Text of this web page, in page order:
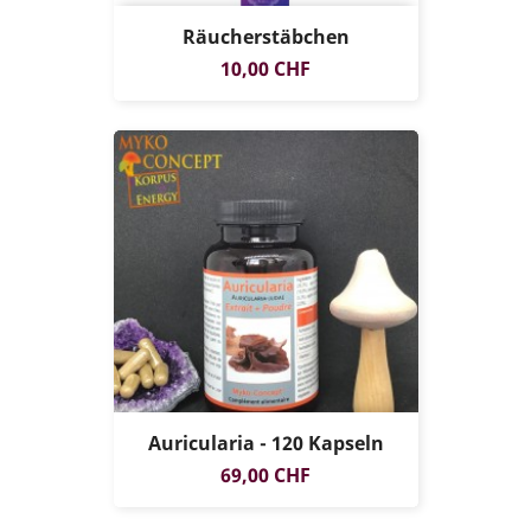
Räucherstäbchen
Preis
10,00 CHF
Auricularia - 120 Kapseln
Preis
69,00 CHF